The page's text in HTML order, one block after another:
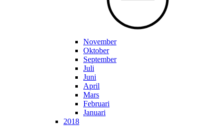
November
Oktober
September
Juli
Juni
April
Mars
Februari
Januari
2018